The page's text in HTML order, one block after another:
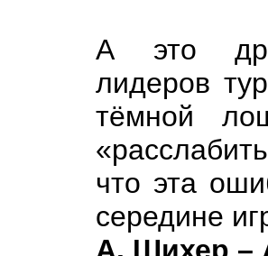
А это
лидеров
тёмной
что эта
середине